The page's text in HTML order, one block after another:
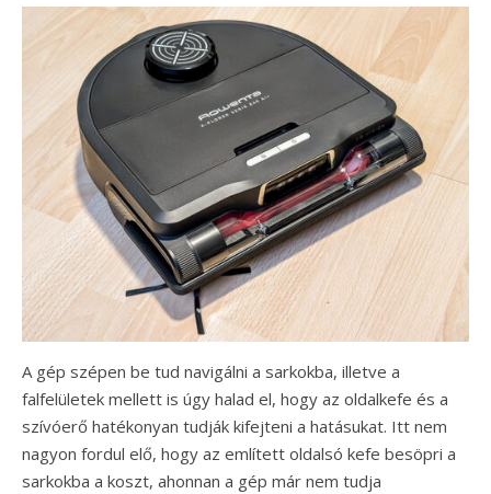
A gép szépen be tud navigálni a sarkokba, illetve a
falfelületek mellett is úgy halad el, hogy az oldalkefe és a
szívóerő hatékonyan tudják kifejteni a hatásukat. Itt nem
nagyon fordul elő, hogy az említett oldalsó kefe besöpri a
sarkokba a koszt, ahonnan a gép már nem tudja